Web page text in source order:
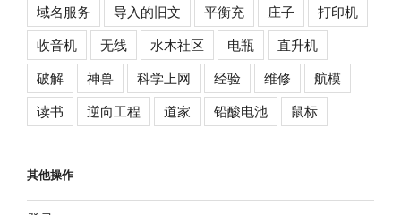
域名服务
导入的旧文 平衡充 庄子
打印机
收音机
无线 水木社区 电瓶
直升机
破解
神兽 科学上网 经验 维修
航模
读书
逆向工程 道家 铅酸电池 鼠标
其他操作